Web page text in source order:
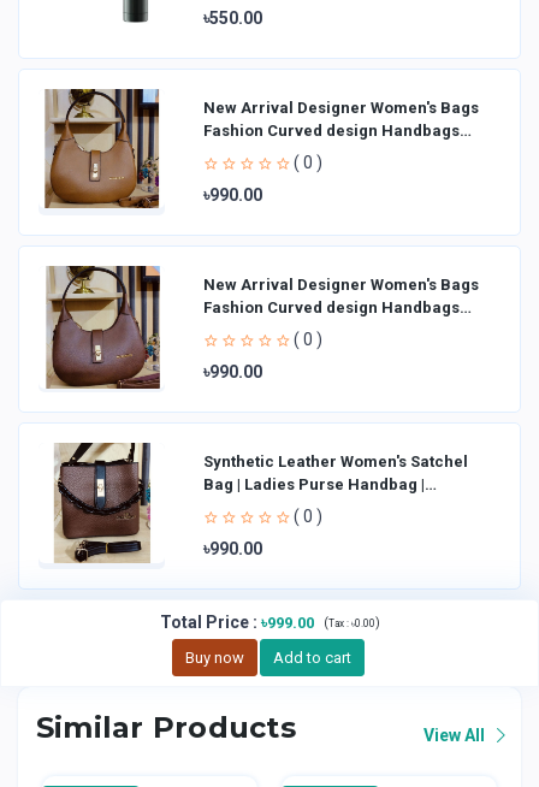
৳550.00
New Arrival Designer Women′s Bags
Fashion Curved design Handbags
Shoulder Bag La
( 0 )
৳990.00
New Arrival Designer Women′s Bags
Fashion Curved design Handbags
Shoulder Bag La
( 0 )
৳990.00
Synthetic Leather Women's Satchel
Bag | Ladies Purse Handbag |
Handheld Bag | Sl
( 0 )
৳990.00
Total Price: ৳999.00 (Tax : ৳0.00)
Buy now Add to cart
Similar Products View All